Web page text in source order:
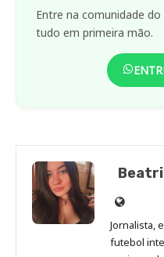
Entre na comunidade
tudo em primeira mão.
Site
de
Beatriz
Jornalista,
futebol